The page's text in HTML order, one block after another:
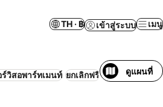
TH · ฿ เข้าสู่ระบบ เมนู
ร์วิสอพาร์ทเมนท์ ยกเลิกฟรี ครอบครัวดูแผนที่